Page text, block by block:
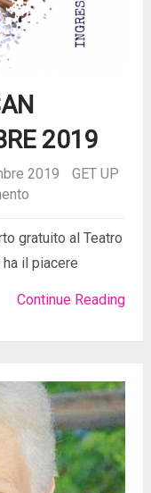
2019
2019
GET UP
gratuito al Teatro
il piacere
Continue Reading